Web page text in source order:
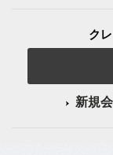
ク
新規